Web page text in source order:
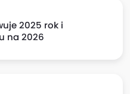
2025 rok i
na 2026